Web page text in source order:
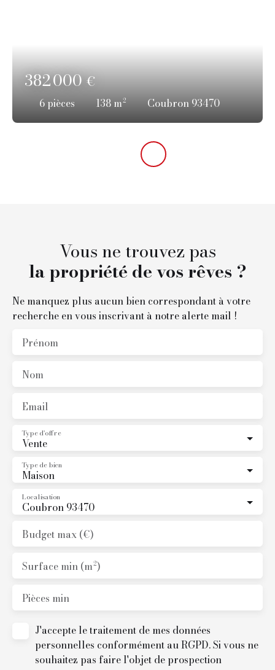
382 000€
6 pièces 138 m² Coubron 93470
Vous ne trouvez pas
la propriété de vos rêves ?
Ne manquez plus aucun bien correspondant à votre
recherche en vous inscrivant à notre alerte mail !
Prénom
Nom
Email
Vente
Type d'offre
Maison
Type de bien
Coubron 93470
Localisation
Budget max (€)
Surface min (m²)
Pièces min
J'accepte le traitement de mes données
personnelles conformément au RGPD. Si vous ne
souhaitez pas faire l'objet de prospection